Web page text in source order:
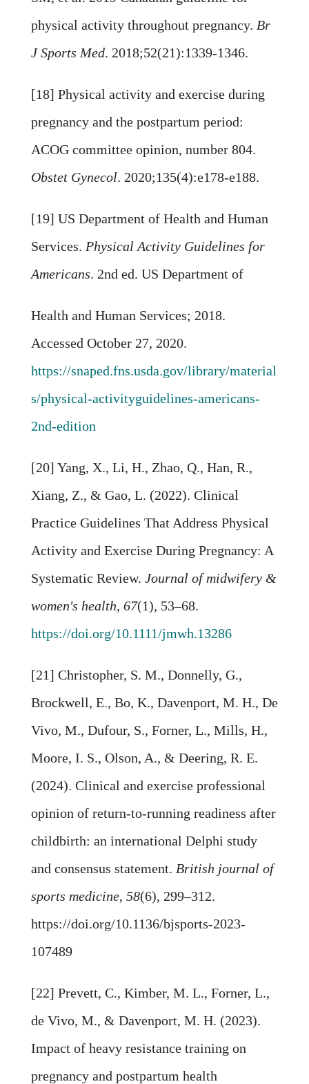
physical activity throughout pregnancy. Br
J Sports Med. 2018;52(21):1339-1346.
[18] Physical activity and exercise during
pregnancy and the postpartum period:
ACOG committee opinion, number 804.
Obstet Gynecol. 2020;135(4):e178-e188.
[19] US Department of Health and Human
Services. Physical Activity Guidelines for
Americans. 2nd ed. US Department of
Health and Human Services; 2018.
Accessed October 27, 2020.
https://snaped.fns.usda.gov/library/material
s/physical-activityguidelines-americans-
2nd-edition
[20] Yang, X., Li, H., Zhao, Q., Han, R.,
Xiang, Z., & Gao, L. (2022). Clinical
Practice Guidelines That Address Physical
Activity and Exercise During Pregnancy: A
Systematic Review. Journal of midwifery &
women's health, 67(1), 53–68.
https://doi.org/10.1111/jmwh.13286
[21] Christopher, S. M., Donnelly, G.,
Brockwell, E., Bo, K., Davenport, M. H., De
Vivo, M., Dufour, S., Forner, L., Mills, H.,
Moore, I. S., Olson, A., & Deering, R. E.
(2024). Clinical and exercise professional
opinion of return-to-running readiness after
childbirth: an international Delphi study
and consensus statement. British journal of
sports medicine, 58(6), 299–312.
https://doi.org/10.1136/bjsports-2023-
107489
[22] Prevett, C., Kimber, M. L., Forner, L.,
de Vivo, M., & Davenport, M. H. (2023).
Impact of heavy resistance training on
pregnancy and postpartum health